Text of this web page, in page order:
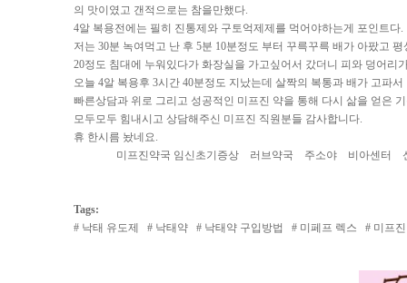
의 맛이였고 갠적으로는 참을만했다.
4알 복용전에는 필히 진통제와 구토억제제를 먹어야하는게 포인트다.
저는 30분 녹여먹고 난 후 5분 10분정도 부터 꾸륵꾸륵 배가 아팠고
20정도 침대에 누워있다가 화장실을 가고싶어서 갔더니 피와 덩어
오늘 4알 복용후 3시간 40분정도 지났는데 살짝의 복통과 배가 고파
빠른상담과 위로 그리고 성공적인 미프진 약을 통해 다시 삶을 얻은
모두모두 힘내시고 상담해주신 미프진 직원분들 감사합니다.
휴 한시름 놨네요.
미프진약국 임신초기증상
러브약국 주소야 비아센터
Tags:
# 낙태 유도제 # 낙태약 # 낙태약 구입방법 # 미페프 렉스 # 미프